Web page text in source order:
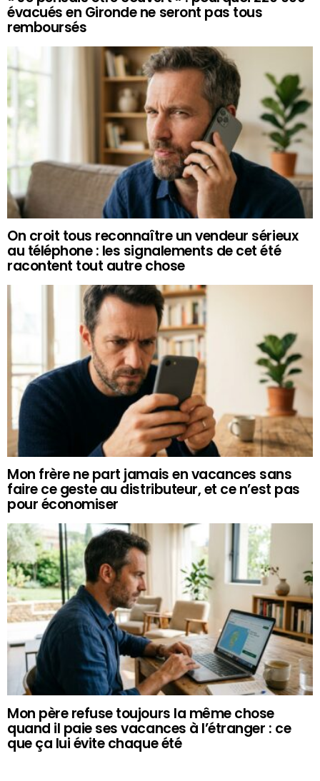
évacués en Gironde ne seront pas tous
remboursés
On croit tous reconnaître un vendeur sérieux
au téléphone : les signalements de cet été
racontent tout autre chose
Mon frère ne part jamais en vacances sans
faire ce geste au distributeur, et ce n’est pas
pour économiser
Mon père refuse toujours la même chose
quand il paie ses vacances à l’étranger : ce
que ça lui évite chaque été